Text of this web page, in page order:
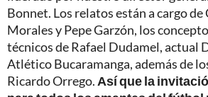
Bonnet. Los relatos están a cargo
Morales y Pepe Garzón, los
técnicos de Rafael Dudamel, actual
Atlético Bucaramanga, además de
Ricardo Orrego. Así que la